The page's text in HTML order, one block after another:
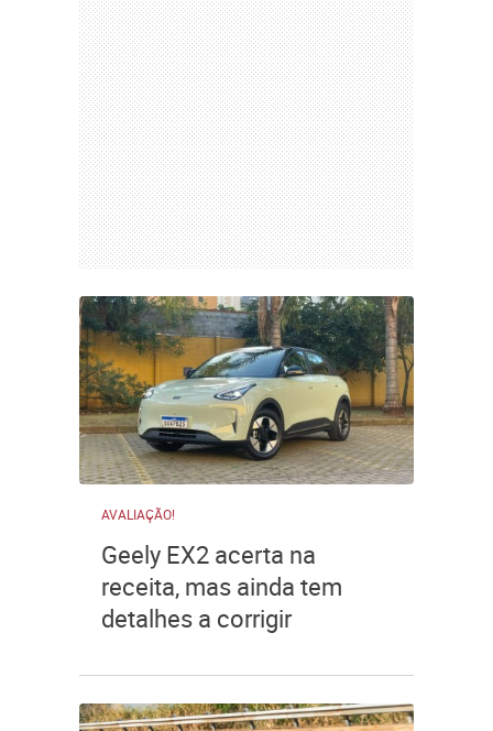
AVALIAÇÃO!
Geely EX2 acerta na
receita, mas ainda tem
detalhes a corrigir